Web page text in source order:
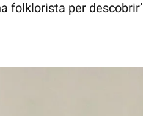
folklorista per descobrir’